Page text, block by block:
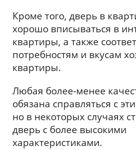
Кроме того, дверь в
хорошо вписываться в
квартиры, а также
потребностям и вкусам
квартиры.
Любая более-менее
обязана справляться с
но в некоторых случаях
дверь с более высокими
характеристиками.